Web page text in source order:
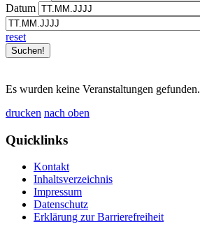
Datum
reset
Es wurden keine Veranstaltungen gefunden.
drucken nach oben
Quicklinks
Kontakt
Inhaltsverzeichnis
Impressum
Datenschutz
Erklärung zur Barrierefreiheit